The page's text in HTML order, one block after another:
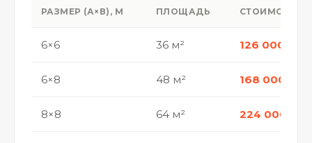
РАЗМЕР (А×В), М ПЛОЩАДЬ СТОИМОСТЬ
6×6 36 м² 126 000 р.
6×8 48 м² 168 000 р.
8×8 64 м² 224 000 р.